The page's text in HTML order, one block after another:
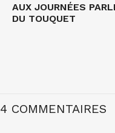
AUX JOURNÉES
DU TOUQUET
4 COMMENTAIRES